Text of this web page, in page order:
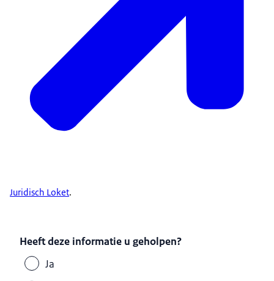
Juridisch Loket.
Heeft deze informatie u geholpen?
Ja